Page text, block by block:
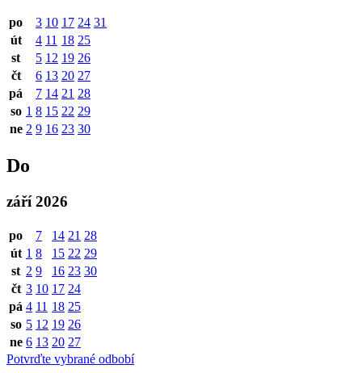
po 3 10 17 24 31
út
4 11 18 25
st
5 12 19 26
čt
6 13 20 27
pá
7 14 21 28
so 1 8 15 22 29
ne 2 9 16 23 30
Do
září 2026
po 7 14 21 28
út 1 8 15 22 29
st 2 9 16 23 30
čt 3 10 17 24
pá 4 11 18 25
so 5 12 19 26
ne 6 13 20 27
Potvrďte vybrané odbobí